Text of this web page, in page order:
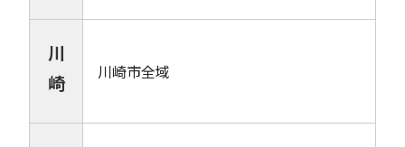
川
崎
川崎市全域